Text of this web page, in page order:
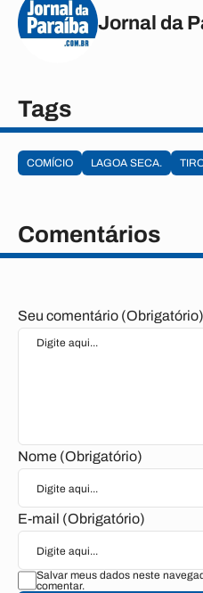
Jornal da
Tags
COMÍCIO LAGOA SECA.
Comentários
Seu comentário (Obrigatório)
Nome (Obrigatório)
E-mail (Obrigatório)
Salvar meus dados neste
comentar.